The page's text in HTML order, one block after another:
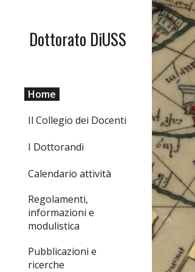
Dottorato DiUSS
Home
Il Collegio dei Docenti
I Dottorandi
Calendario attività
Regolamenti,
informazioni e
modulistica
Pubblicazioni e
ricerche